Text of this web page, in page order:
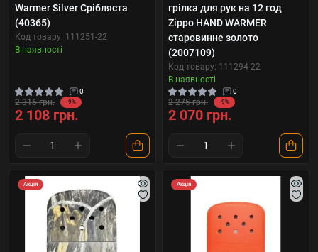
Warmer Silver Срібляста
(40365)
Код товару: 111251-22
В наявності
0
2 316 грн. -9%
2 108 грн.
грілка для рук на 12 год
Zippo HAND WARMER
старовинне золото
(2007109)
Код товару: 111294-22
В наявності
0
2 275 грн. -9%
2 070 грн.
Акція Акція